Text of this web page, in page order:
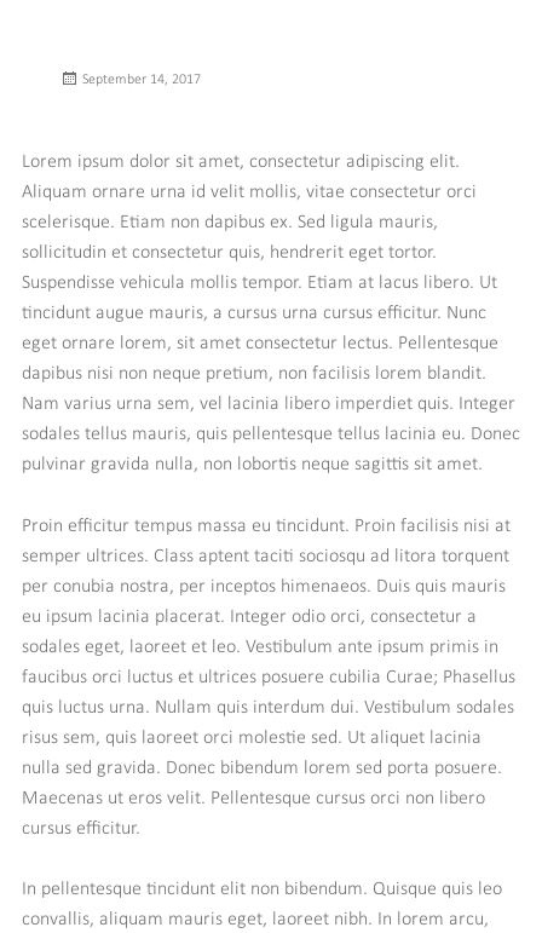
Posted
September 14, 2017
Lorem ipsum dolor sit amet, consectetur adipiscing elit.
Aliquam ornare urna id velit mollis, vitae consectetur orci
scelerisque. Etiam non dapibus ex. Sed ligula mauris,
sollicitudin et consectetur quis, hendrerit eget tortor.
Suspendisse vehicula mollis tempor. Etiam at lacus libero. Ut
tincidunt augue mauris, a cursus urna cursus efficitur. Nunc
eget ornare lorem, sit amet consectetur lectus. Pellentesque
dapibus nisi non neque pretium, non facilisis lorem blandit.
Nam varius urna sem, vel lacinia libero imperdiet quis. Integer
sodales tellus mauris, quis pellentesque tellus lacinia eu. Donec
pulvinar gravida nulla, non lobortis neque sagittis sit amet.
Proin efficitur tempus massa eu tincidunt. Proin facilisis nisi at
semper ultrices. Class aptent taciti sociosqu ad litora torquent
per conubia nostra, per inceptos himenaeos. Duis quis mauris
eu ipsum lacinia placerat. Integer odio orci, consectetur a
sodales eget, laoreet et leo. Vestibulum ante ipsum primis in
faucibus orci luctus et ultrices posuere cubilia Curae; Phasellus
quis luctus urna. Nullam quis interdum dui. Vestibulum sodales
risus sem, quis laoreet orci molestie sed. Ut aliquet lacinia
nulla sed gravida. Donec bibendum lorem sed porta posuere.
Maecenas ut eros velit. Pellentesque cursus orci non libero
cursus efficitur.
In pellentesque tincidunt elit non bibendum. Quisque quis leo
convallis, aliquam mauris eget, laoreet nibh. In lorem arcu,